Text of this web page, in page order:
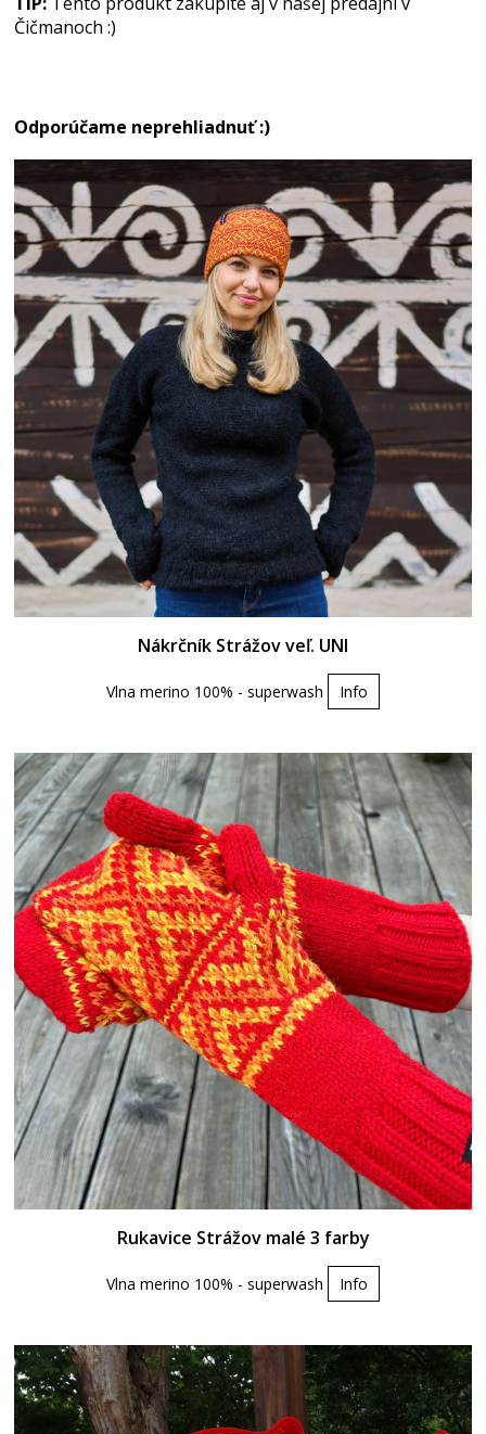
Čičmanoch :)
Odporúčame neprehliadnuť :)
Nákrčník Strážov veľ. UNI
Vlna merino 100% - superwash Info
Rukavice Strážov malé 3 farby
Vlna merino 100% - superwash Info